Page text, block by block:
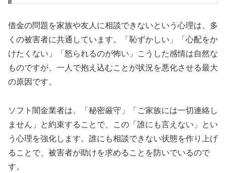
借金の問題を家族や友人に相談できないという心理は、多
くの被害者に共通しています。「恥ずかしい」「心配をか
けたくない」「怒られるのが怖い」こうした感情は自然な
ものですが、一人で抱え込むことが状況を悪化させる最大
の原因です。
ソフト闇金業者は、「秘密厳守」「ご家族には一切連絡し
ません」と約束することで、この「誰にも言えない」とい
う心理を強化します。誰にも相談できない状態を作り上げ
ることで、被害者が助けを求めることを防いでいるので
す。